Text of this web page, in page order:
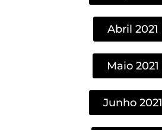
Abril 2021
Maio 2021
Junho 2021